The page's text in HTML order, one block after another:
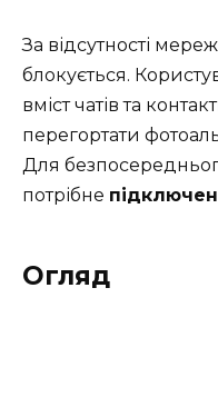
За відсутності
блокується.
вміст чатів та
перегортати
Для
потрібне
Огляд